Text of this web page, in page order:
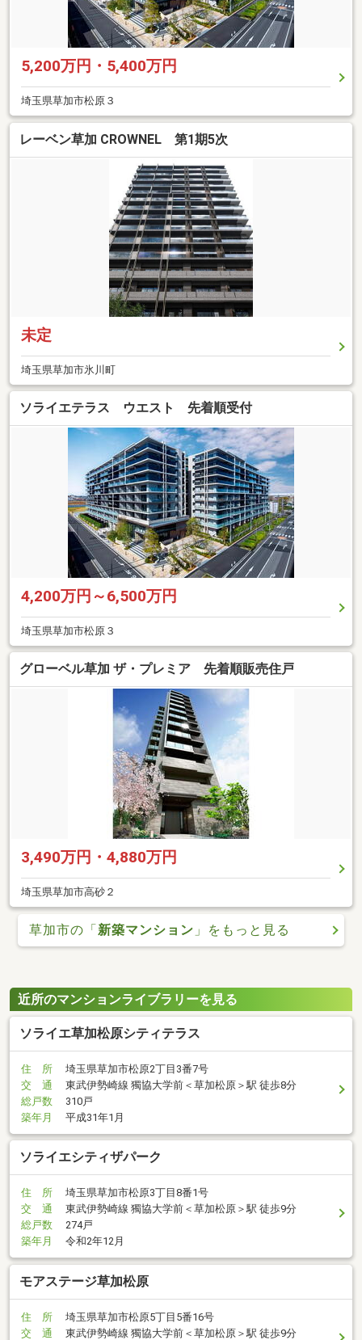
5,200万円・5,400万円
埼玉県草加市松原３
レーベン草加 CROWNEL 第1期5次
未定
埼玉県草加市氷川町
ソライエテラス ウエスト 先着順受付
4,200万円～6,500万円
埼玉県草加市松原３
グローベル草加 ザ・プレミア 先着順販売住戸
3,490万円・4,880万円
埼玉県草加市高砂２
草加市の「新築マンション 」をもっと見る
近所のマンションライブラリーを見る
ソライエ草加松原シティテラス
住 所
埼玉県草加市松原2丁目3番7号
交 通
東武伊勢崎線 獨協大学前＜草加松原＞駅 徒歩8分
総戸数
310戸
築年月
平成31年1月
ソライエシティザパーク
住 所
埼玉県草加市松原3丁目8番1号
交 通
東武伊勢崎線 獨協大学前＜草加松原＞駅 徒歩9分
総戸数
274戸
築年月
令和2年12月
モアステージ草加松原
住 所
埼玉県草加市松原5丁目5番16号
交 通
東武伊勢崎線 獨協大学前＜草加松原＞駅 徒歩9分